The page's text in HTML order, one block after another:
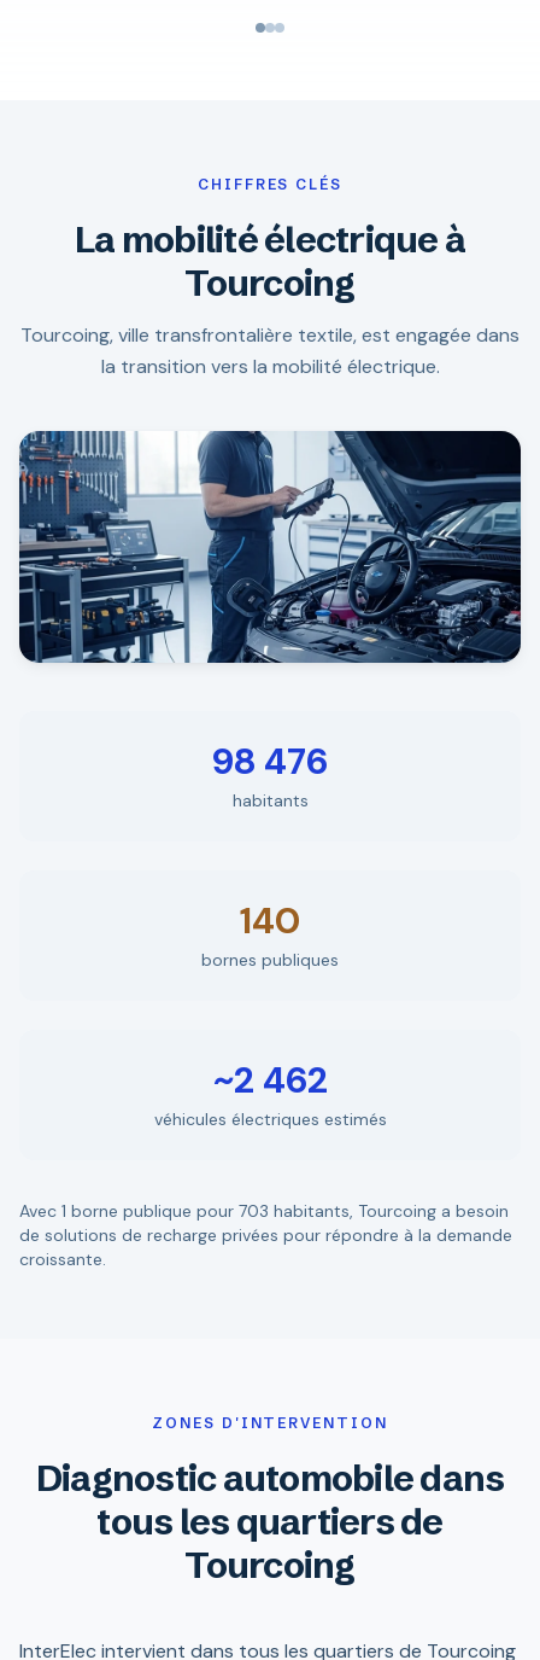
CHIFFRES CLÉS
La mobilité électrique à
Tourcoing
Tourcoing, ville transfrontalière textile, est engagée dans
la transition vers la mobilité électrique.
98 476
habitants
140
bornes publiques
~2 462
véhicules électriques estimés
Avec 1 borne publique pour 703 habitants, Tourcoing a besoin
de solutions de recharge privées pour répondre à la demande
croissante.
ZONES D'INTERVENTION
Diagnostic automobile dans
tous les quartiers de
Tourcoing
InterElec intervient dans tous les quartiers de Tourcoing